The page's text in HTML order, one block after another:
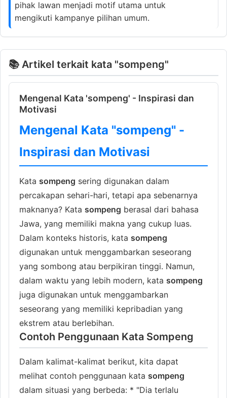
pihak lawan menjadi motif utama untuk
mengikuti kampanye pilihan umum.
📚 Artikel terkait kata "sompeng"
Mengenal Kata 'sompeng' - Inspirasi dan
Motivasi
Mengenal Kata "sompeng" -
Inspirasi dan Motivasi
Kata sompeng sering digunakan dalam
percakapan sehari-hari, tetapi apa sebenarnya
maknanya? Kata sompeng berasal dari bahasa
Jawa, yang memiliki makna yang cukup luas.
Dalam konteks historis, kata sompeng
digunakan untuk menggambarkan seseorang
yang sombong atau berpikiran tinggi. Namun,
dalam waktu yang lebih modern, kata sompeng
juga digunakan untuk menggambarkan
seseorang yang memiliki kepribadian yang
ekstrem atau berlebihan.
Contoh Penggunaan Kata Sompeng
Dalam kalimat-kalimat berikut, kita dapat
melihat contoh penggunaan kata sompeng
dalam situasi yang berbeda: * "Dia terlalu